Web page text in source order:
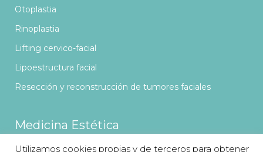
Otoplastia
Rinoplastia
Lifting cervico-facial
Lipoestructura facial
Resección y reconstrucción de tumores faciales
Medicina Estética
Utilizamos cookies propias y de terceros para obtener